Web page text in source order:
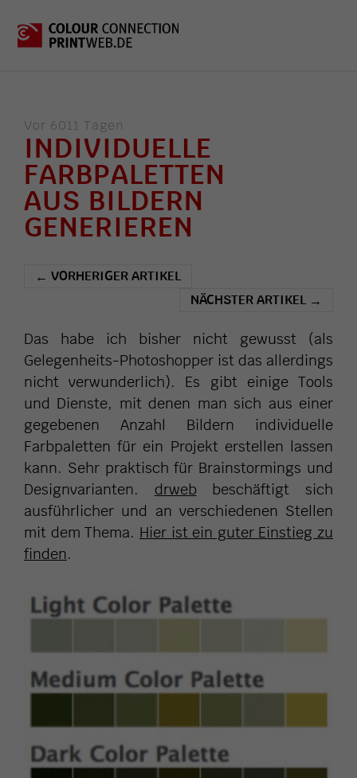
Vor 6011 Tagen
INDIVIDUELLE
FARBPALETTEN
AUS BILDERN
GENERIEREN
← VORHERIGER ARTIKEL
NÄCHSTER ARTIKEL →
Das habe ich bisher nicht gewusst (als
Gelegenheits-Photoshopper ist das allerdings
nicht verwunderlich). Es gibt einige Tools
und Dienste, mit denen man sich aus einer
gegebenen Anzahl Bildern individuelle
Farbpaletten für ein Projekt erstellen lassen
kann. Sehr praktisch für Brainstormings und
Designvarianten. drwebbeschäftigt sich
ausführlicher und an verschiedenen Stellen
mit dem Thema. Hier ist ein guter Einstieg zu
finden.